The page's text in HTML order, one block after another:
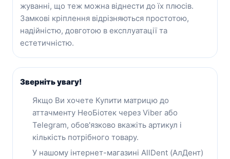
жуванні, що теж можна віднести до їх плюсів.
Замкові кріплення відрізняються простотою,
надійністю, довготою в експлуатації та
естетичністю.
Зверніть увагу!
Якщо Ви хочете Купити матрицю до
аттачменту НеоБіотек через Viber або
Telegram, обов'язково вкажіть артикул і
кількість потрібного товару.
У нашому інтернет-магазині AllDent (АлДент)